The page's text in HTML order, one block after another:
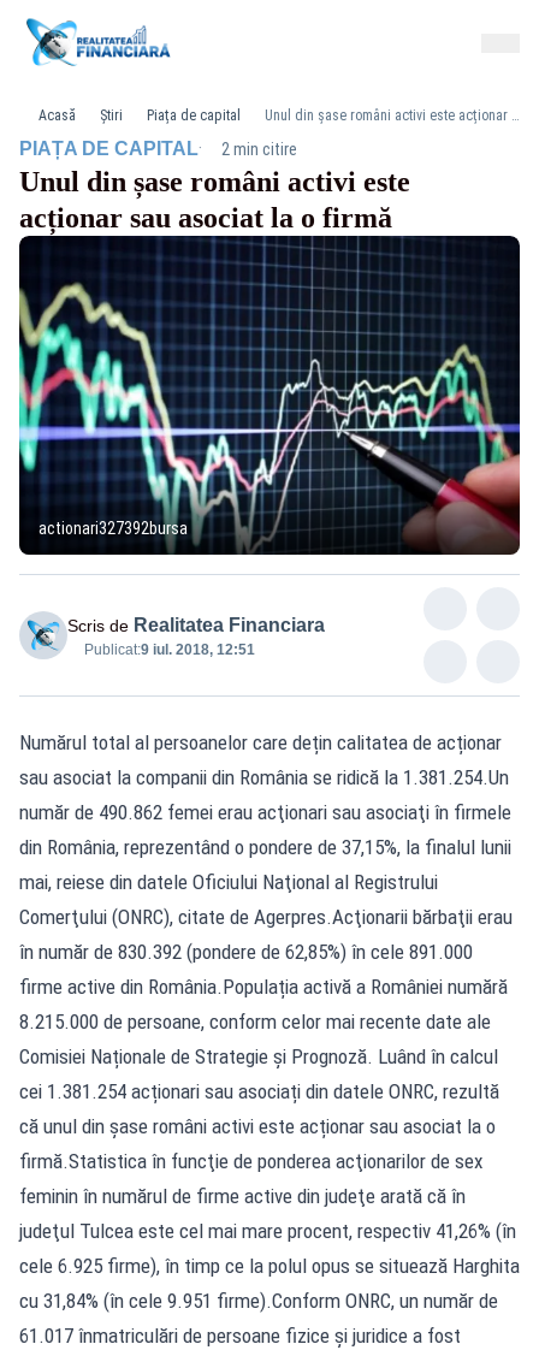
Acasă Știri Piața de capital Unul din șase români activi este acționar sau asociat la o firmă
PIAȚA DE CAPITAL· 2 min citire
Unul din șase români activi este
acționar sau asociat la o firmă
actionari327392bursa
Scris de Realitatea Financiara
Publicat:9 iul. 2018, 12:51
Numărul total al persoanelor care dețin calitatea de acționar
sau asociat la companii din România se ridică la 1.381.254.Un
număr de 490.862 femei erau acţionari sau asociaţi în firmele
din România, reprezentând o pondere de 37,15%, la finalul lunii
mai, reiese din datele Oficiului Naţional al Registrului
Comerţului (ONRC), citate de Agerpres.Acţionarii bărbaţii erau
în număr de 830.392 (pondere de 62,85%) în cele 891.000
firme active din România.Populația activă a României numără
8.215.000 de persoane, conform celor mai recente date ale
Comisiei Naționale de Strategie și Prognoză. Luând în calcul
cei 1.381.254 acționari sau asociați din datele ONRC, rezultă
că unul din șase români activi este acționar sau asociat la o
firmă.Statistica în funcţie de ponderea acţionarilor de sex
feminin în numărul de firme active din judeţe arată că în
judeţul Tulcea este cel mai mare procent, respectiv 41,26% (în
cele 6.925 firme), în timp ce la polul opus se situează Harghita
cu 31,84% (în cele 9.951 firme).Conform ONRC, un număr de
61.017 înmatriculări de persoane fizice şi juridice a fost